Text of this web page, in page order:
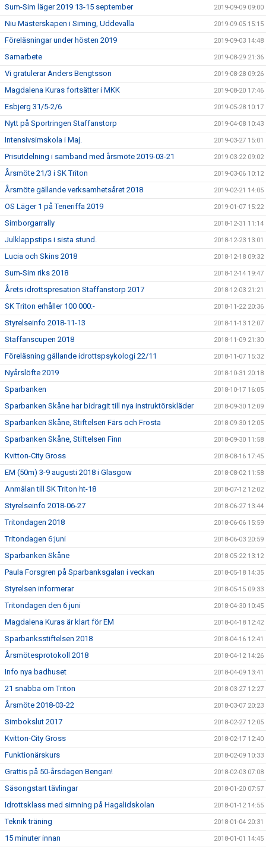
Sum-Sim läger 2019 13-15 september 2019-09-09 09:00
Niu Mästerskapen i Siming, Uddevalla 2019-09-05 15:15
Föreläsningar under hösten 2019 2019-09-03 14:48
Samarbete 2019-08-29 21:36
Vi gratulerar Anders Bengtsson 2019-08-28 09:26
Magdalena Kuras fortsätter i MKK 2019-08-20 17:46
Esbjerg 31/5-2/6 2019-05-28 10:17
Nytt på Sportringen Staffanstorp 2019-04-08 10:43
Intensivsimskola i Maj. 2019-03-27 15:01
Prisutdelning i samband med årsmöte 2019-03-21 2019-03-22 09:02
Årsmöte 21/3 i SK Triton 2019-03-06 10:12
Årsmöte gällande verksamhetsåret 2018 2019-02-21 14:05
OS Läger 1 på Teneriffa 2019 2019-01-07 15:22
Simborgarrally 2018-12-31 11:14
Julklappstips i sista stund. 2018-12-23 13:01
Lucia och Skins 2018 2018-12-18 09:32
Sum-Sim riks 2018 2018-12-14 19:47
Årets idrottspresation Staffanstorp 2017 2018-12-03 21:21
SK Triton erhåller 100 000:- 2018-11-22 20:36
Styrelseinfo 2018-11-13 2018-11-13 12:07
Staffanscupen 2018 2018-11-09 21:30
Föreläsning gällande idrottspsykologi 22/11 2018-11-07 15:32
Nyårslöfte 2019 2018-10-31 20:18
Sparbanken 2018-10-17 16:05
Sparbanken Skåne har bidragit till nya instruktörskläder 2018-09-30 12:09
Sparbanken Skåne, Stiftelsen Färs och Frosta 2018-09-30 12:05
Sparbanken Skåne, Stiftelsen Finn 2018-09-30 11:58
Kvitton-City Gross 2018-08-16 17:45
EM (50m) 3-9 augusti 2018 i Glasgow 2018-08-02 11:58
Anmälan till SK Triton ht-18 2018-07-12 12:02
Styrelseinfo 2018-06-27 2018-06-27 13:44
Tritondagen 2018 2018-06-06 15:59
Tritondagen 6:juni 2018-06-03 20:59
Sparbanken Skåne 2018-05-22 13:12
Paula Forsgren på Sparbanksgalan i veckan 2018-05-18 14:35
Styrelsen informerar 2018-05-15 09:33
Tritondagen den 6 juni 2018-04-30 10:45
Magdalena Kuras är klart för EM 2018-04-18 12:42
Sparbanksstiftelsen 2018 2018-04-16 12:41
Årsmötesprotokoll 2018 2018-04-12 14:26
Info nya badhuset 2018-04-09 13:41
21 snabba om Triton 2018-03-27 12:27
Årsmöte 2018-03-22 2018-03-07 20:23
Simbokslut 2017 2018-02-27 12:05
Kvitton-City Gross 2018-02-17 12:40
Funktionärskurs 2018-02-09 10:33
Grattis på 50-årsdagen Bengan! 2018-02-03 07:08
Säsongstart tävlingar 2018-01-20 07:57
Idrottsklass med simning på Hagalidskolan 2018-01-12 14:55
Teknik träning 2018-01-04 20:31
15 minuter innan 2018-01-01 14:45